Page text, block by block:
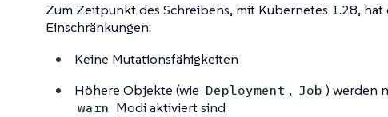
Zum Zeitpunkt des Schreibens, mit Kubernetes 1.28,
Einschränkungen:
Keine Mutationsfähigkeiten
Höhere Objekte (wie Deployment , Job ) werden
warn Modi aktiviert sind